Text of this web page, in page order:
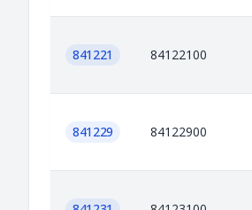
841221 84122100
841229 84122900